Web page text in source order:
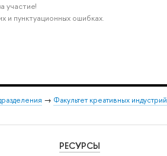
участие!
и пунктуационных ошибках.
→ Факультет креативных индустрий
РЕСУРСЫ